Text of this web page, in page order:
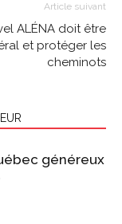
Article suivant
ALÉNA doit être
et protéger les
cheminots
généreux